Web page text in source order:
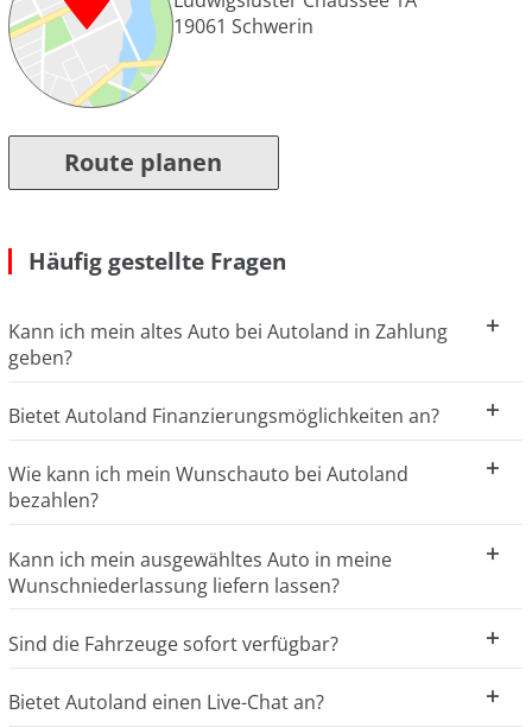
19061 Schwerin
Route planen
Häufig gestellte Fragen
Kann ich mein altes Auto bei Autoland in Zahlung
geben?
Bietet Autoland Finanzierungsmöglichkeiten an?
Wie kann ich mein Wunschauto bei Autoland
bezahlen?
Kann ich mein ausgewähltes Auto in meine
Wunschniederlassung liefern lassen?
Sind die Fahrzeuge sofort verfügbar?
Bietet Autoland einen Live-Chat an?